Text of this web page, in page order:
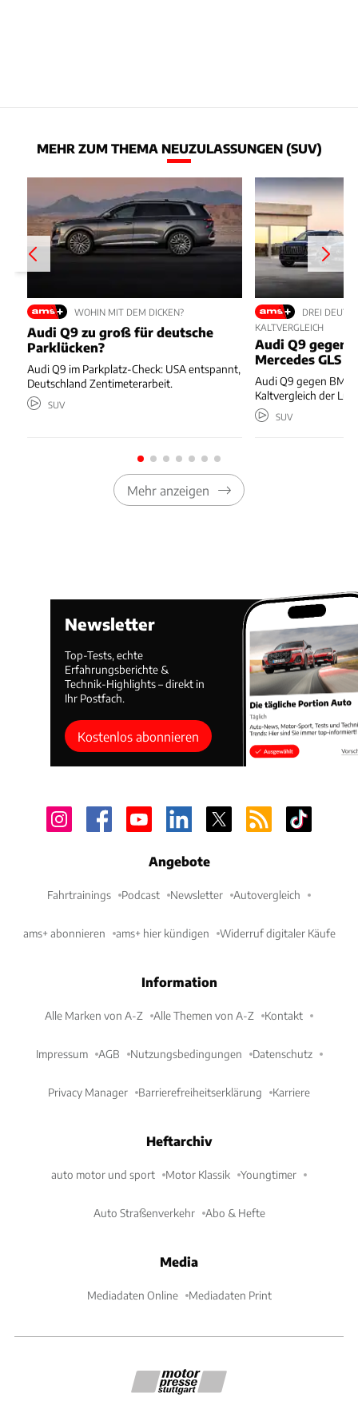
MEHR ZUM THEMA NEUZULASSUNGEN (SUV)
WOHIN MIT DEM DICKEN?
Audi Q9 zu groß für deutsche
Parklücken?
Audi Q9 im Parkplatz-Check: USA entspannt,
Deutschland Zentimeterarbeit.
SUV
DREI
KALTVERGLEICH
Audi Q9 gegen
Mercedes GLS
Audi Q9 gegen BMW
Kaltvergleich der
SUV
Mehr anzeigen
Newsletter
Top-Tests, echte
Erfahrungsberichte &
Technik-Highlights – direkt in
Ihr Postfach.
Kostenlos abonnieren
Angebote
Fahrtrainings Podcast Newsletter Autovergleich
ams+ abonnieren ams+ hier kündigen Widerruf digitaler Käufe
Information
Alle Marken von A-Z Alle Themen von A-Z Kontakt
Impressum AGB Nutzungsbedingungen Datenschutz
Privacy Manager Barrierefreiheitserklärung Karriere
Heftarchiv
auto motor und sport Motor Klassik Youngtimer
Auto Straßenverkehr Abo & Hefte
Media
Mediadaten Online Mediadaten Print